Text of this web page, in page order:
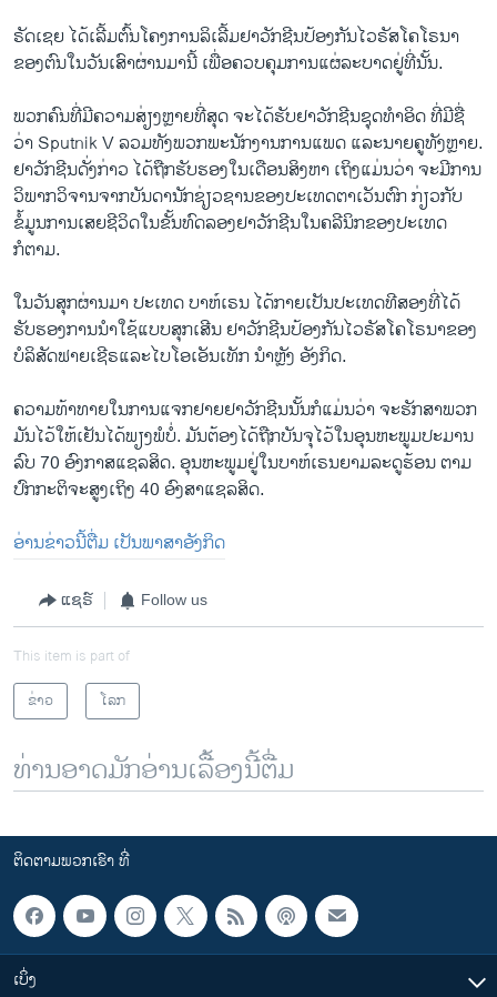
ຣັດເຊຍ ໄດ້ເລີ້ມຕົ້ນໂຄງການລິເລີ້ມຢາວັກຊີນປ້ອງກັນໄວຣັສໂຄໂຣນາ
ຂອງຕົນໃນວັນເສົາຜ່ານມານີ້ ເພື່ອຄວບຄຸມການແຜ່ລະບາດຢູ່ທີ່ນັ້ນ.
ພວກຄົນທີ່ມີຄວາມສ່ຽງຫຼາຍທີ່ສຸດ ຈະໄດ້ຮັບຢາວັກຊີນຊຸດທຳອິດ ທີ່ມີຊື່
ວ່າ Sputnik V ລວມທັງພວກພະນັກງານການແພດ ແລະນາຍຄູທັງຫຼາຍ.
ຢາວັກຊີນດັ່ງກ່າວ ໄດ້ຖືກຮັບຮອງໃນເດືອນສິງຫາ ເຖິງແມ່ນວ່າ ຈະມີການ
ວິພາກວິຈານຈາກບັນດານັກຊ່ຽວຊານຂອງປະເທດຕາເວັນຕົກ ກ່ຽວກັບ
ຂໍ້ມູນການເສຍຊີວິດໃນຂັ້ນທົດລອງຢາວັກຊີນໃນຄລີນິກຂອງປະເທດ
ກໍຕາມ.
ໃນວັນສຸກຜ່ານມາ ປະເທດ ບາຫ໌ເຣນ ໄດ້ກາຍເປັນປະເທດທີສອງທີ່ໄດ້
ຮັບຮອງການນຳໃຊ້ແບບສຸກເສີນ ຢາວັກຊີນປ້ອງກັນໄວຣັສໂຄໂຣນາຂອງ
ບໍລິສັດຟາຍເຊີຣແລະໄບໂອເອັນເທັກ ນຳຫຼັງ ອັງກິດ.
ຄວາມທ້າທາຍໃນການແຈກຢາຍຢາວັກຊີນນັ້ນກໍແມ່ນວ່າ ຈະຮັກສາພວກ
ມັນໄວ້ໃຫ້ເຢັນໄດ້ພຽງພໍບໍ່. ມັນຕ້ອງໄດ້ຖືກບັນຈຸໄວ້ໃນອຸນຫະພູມປະມານ
ລົບ 70 ອົງກາສແຊລສິດ. ອຸນຫະພູມຢູ່ໃນບາຫ໌ເຣນຍາມລະດູຮ້ອນ ຕາມ
ປົກກະຕິຈະສູງເຖິງ 40 ອົງສາແຊລສິດ.
ອ່ານຂ່າວນີ້ຕື່ມ ເປັນພາສາອັງກິດ
ແຊຣ໌ Follow us
This item is part of
ຂ່າວ
ໂລກ
ທ່ານອາດມັກອ່ານເລື້ອງນີ້ຕື່ມ
ຕິດຕາມພວກເຮົາ ທີ່
ເບິ່ງ